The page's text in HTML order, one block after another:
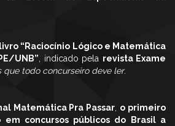
“Raciocínio Lógico e Matemática
UNB” , indicado pela revista Exame
que todo concurseiro deve ler.
Matemática Pra Passar o primeiro
em concursos públicos do Brasil a